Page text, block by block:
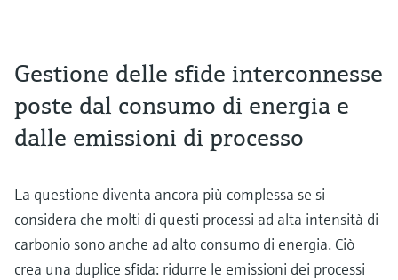
Gestione delle sfide interconnesse
poste dal consumo di energia e
dalle emissioni di processo
La questione diventa ancora più complessa se si
considera che molti di questi processi ad alta intensità di
carbonio sono anche ad alto consumo di energia. Ciò
crea una duplice sfida: ridurre le emissioni dei processi